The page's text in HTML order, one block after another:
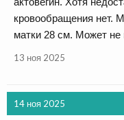
кровообращения нет.
матки 28 см. Может не
13 ноя 2025
14 ноя 2025